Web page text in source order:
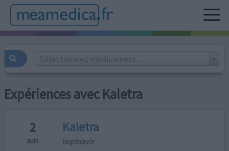
Sélectionnez médicament...
Expériences avec Kaletra
2
avis
Kaletra
lopinavir